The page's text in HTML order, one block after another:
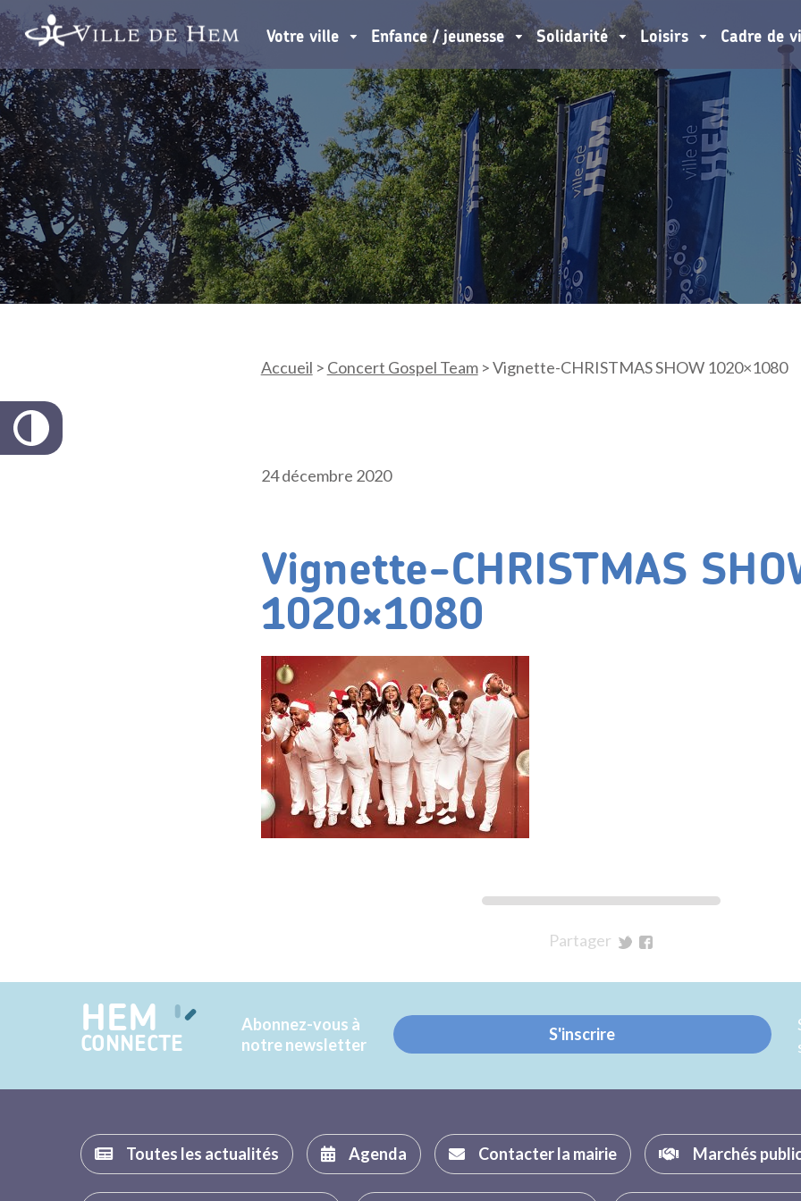
Votre ville Enfance / jeunesse Solidarité Loisirs Cadre de
Accueil > Concert Gospel Team>Vignette-CHRISTMAS SHOW 1020×1080
24 décembre 2020
Vignette-CHRISTMAS
1020×1080
Partager
Twitter
Facebook
HEM
CONNECTE
Abonnez-vous à
notre newsletter
S'inscrire
Toutes les actualités Agenda Contacter la mairie Marchés